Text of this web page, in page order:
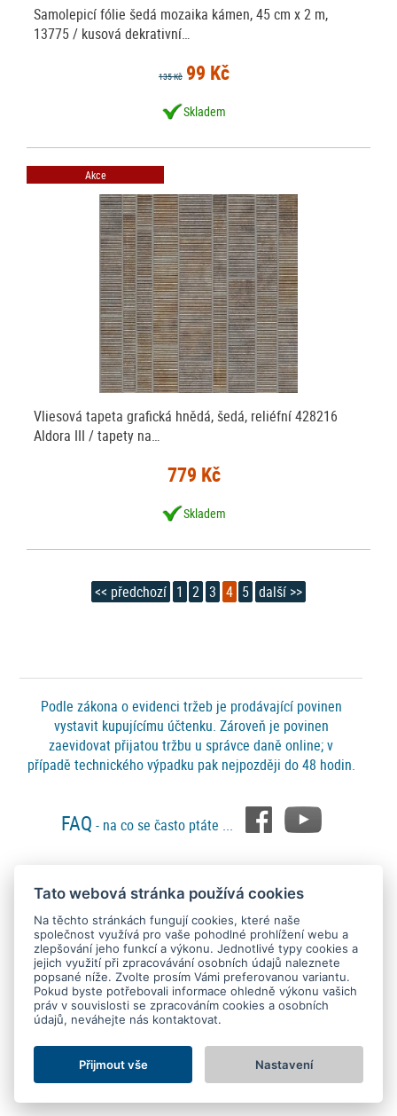
Samolepicí fólie šedá mozaika kámen, 45 cm x 2 m,
13775 / kusová dekrativní…
135 Kč 99 Kč
Skladem
Akce
Vliesová tapeta grafická hnědá, šedá, reliéfní 428216
Aldora III / tapety na…
779 Kč
Skladem
<< předchozí 1 2 3 4 5 další >>
Podle zákona o evidenci tržeb je prodávající povinen
vystavit kupujícímu účtenku. Zároveň je povinen
zaevidovat přijatou tržbu u správce daně online; v
případě technického výpadku pak nejpozději do 48 hodin.
FAQ - na co se často ptáte ...
Platební metody
Copyright © 2015 - 2026SEO kvalitně
Kontakt
Ochrana osobních údajů O nás
Obchodní podmínky
Nastavení Cookies
Tato webová stránka používá cookies
Na těchto stránkách fungují cookies, které naše
společnost využívá pro vaše pohodlné prohlížení webu a
zlepšování jeho funkcí a výkonu. Jednotlivé typy cookies a
jejich využití při zpracovávání osobních údajů naleznete
popsané níže. Zvolte prosím Vámi preferovanou variantu.
Pokud byste potřebovali informace ohledně výkonu vašich
práv v souvislosti se zpracováním cookies a osobních
údajů, neváhejte nás kontaktovat.
Přijmout vše Nastavení